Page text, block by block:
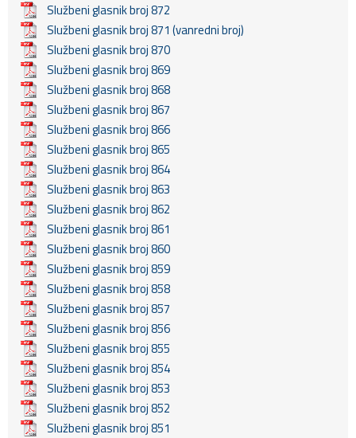
Službeni glasnik broj 872
Službeni glasnik broj 871 (vanredni broj)
Službeni glasnik broj 870
Službeni glasnik broj 869
Službeni glasnik broj 868
Službeni glasnik broj 867
Službeni glasnik broj 866
Službeni glasnik broj 865
Službeni glasnik broj 864
Službeni glasnik broj 863
Službeni glasnik broj 862
Službeni glasnik broj 861
Službeni glasnik broj 860
Službeni glasnik broj 859
Službeni glasnik broj 858
Službeni glasnik broj 857
Službeni glasnik broj 856
Službeni glasnik broj 855
Službeni glasnik broj 854
Službeni glasnik broj 853
Službeni glasnik broj 852
Službeni glasnik broj 851